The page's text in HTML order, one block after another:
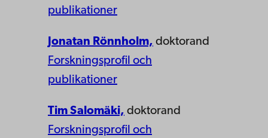
publikationer
Jonatan Rönnholm, doktorand
Forskningsprofil och
publikationer
Tim Salomäki, doktorand
Forskningsprofil och